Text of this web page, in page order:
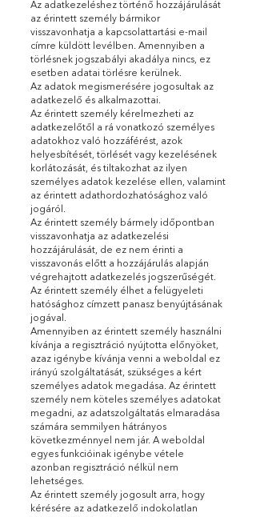
Az adatkezeléshez történő hozzájárulását
az érintett személy bármikor
visszavonhatja a kapcsolattartási e-mail
címre küldött levélben. Amennyiben a
törlésnek jogszabályi akadálya nincs, ez
esetben adatai törlésre kerülnek.
Az adatok megismerésére jogosultak az
adatkezelő és alkalmazottai.
Az érintett személy kérelmezheti az
adatkezelőtől a rá vonatkozó személyes
adatokhoz való hozzáférést, azok
helyesbítését, törlését vagy kezelésének
korlátozását, és tiltakozhat az ilyen
személyes adatok kezelése ellen, valamint
az érintett adathordozhatósághoz való
jogáról.
Az érintett személy bármely időpontban
visszavonhatja az adatkezelési
hozzájárulását, de ez nem érinti a
visszavonás előtt a hozzájárulás alapján
végrehajtott adatkezelés jogszerűségét.
Az érintett személy élhet a felügyeleti
hatósághoz címzett panasz benyújtásának
jogával.
Amennyiben az érintett személy használni
kívánja a regisztráció nyújtotta előnyöket,
azaz igénybe kívánja venni a weboldal ez
irányú szolgáltatását, szükséges a kért
személyes adatok megadása. Az érintett
személy nem köteles személyes adatokat
megadni, az adatszolgáltatás elmaradása
számára semmilyen hátrányos
következménnyel nem jár. A weboldal
egyes funkcióinak igénybe vétele
azonban regisztráció nélkül nem
lehetséges.
Az érintett személy jogosult arra, hogy
kérésére az adatkezelő indokolatlan